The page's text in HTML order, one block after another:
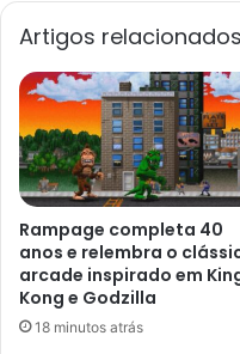
mês
Artigos relacionados
Rampage completa 40
anos e relembra o
arcade inspirado em
Kong e Godzilla
18 minutos atrás